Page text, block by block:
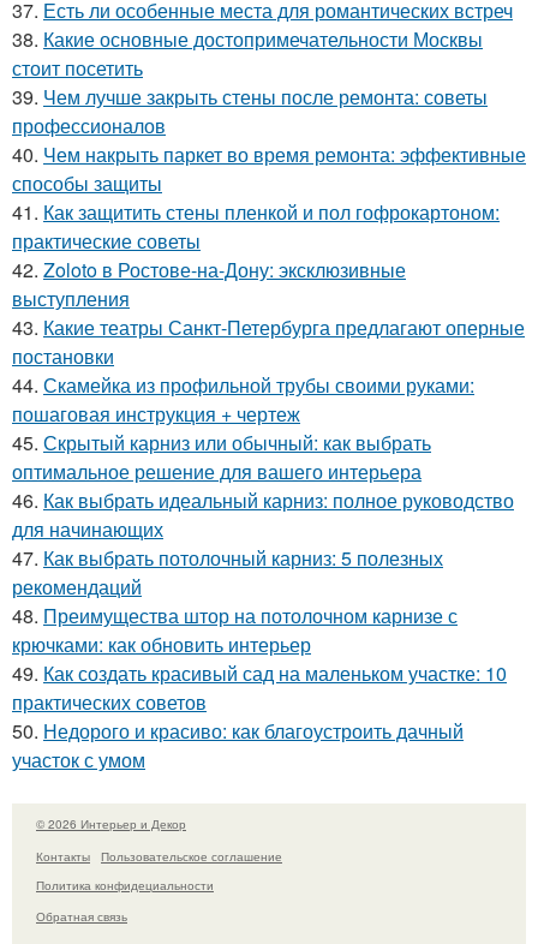
37. Есть ли особенные места для романтических встреч
38. Какие основные достопримечательности Москвы
стоит посетить
39. Чем лучше закрыть стены после ремонта: советы
профессионалов
40. Чем накрыть паркет во время ремонта: эффективные
способы защиты
41. Как защитить стены пленкой и пол гофрокартоном:
практические советы
42. Zoloto в Ростове-на-Дону: эксклюзивные
выступления
43. Какие театры Санкт-Петербурга предлагают оперные
постановки
44. Скамейка из профильной трубы своими руками:
пошаговая инструкция + чертеж
45. Скрытый карниз или обычный: как выбрать
оптимальное решение для вашего интерьера
46. Как выбрать идеальный карниз: полное руководство
для начинающих
47. Как выбрать потолочный карниз: 5 полезных
рекомендаций
48. Преимущества штор на потолочном карнизе с
крючками: как обновить интерьер
49. Как создать красивый сад на маленьком участке: 10
практических советов
50. Недорого и красиво: как благоустроить дачный
участок с умом
© 2026 Интерьер и Декор
Контакты
Пользовательское соглашение
Политика конфидециальности
Обратная связь